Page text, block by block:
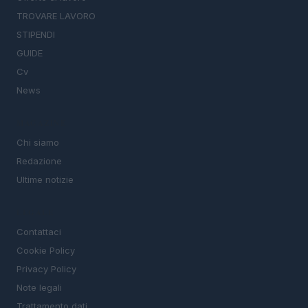
TROVARE LAVORO
STIPENDI
GUIDE
Cv
News
Chi siamo
Redazione
Ultime notizie
Contattaci
Cookie Policy
Privacy Policy
Note legali